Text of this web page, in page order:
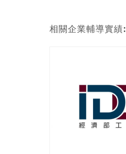
相關企業輔導實績: